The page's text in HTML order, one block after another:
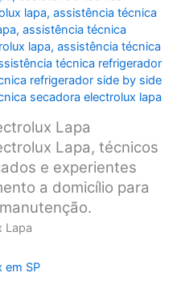
lapa,assistência técnica
,assistência técnica
lapa,assistência técnica
técnica refrigerador
refrigerador side by side
secadora electrolux lapa
Lapa
Lapa, técnicos
e experientes
a domicílio para
Lapa
em SP